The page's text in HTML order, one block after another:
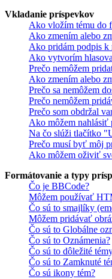
Vkladanie príspevkov
Ako vložím tému do
Ako zmením alebo
Ako pridám podpis k
Ako vytvorím
Prečo nemôžem
Ako zmením alebo
Prečo sa nemôžem
Prečo nemôžem
Prečo som obdržal
Ako môžem nahlásiť
Na čo slúži tlačítko
Prečo musí byť môj
Ako môžem oživiť
Formátovanie a typy
Čo je BBCode?
Môžem používať
Čo sú to smajlíky
Môžem pridávať
Čo sú to Globálne
Čo sú to Oznámenia?
Čo sú to dôležité
Čo sú to Zamknuté
Čo sú ikony tém?